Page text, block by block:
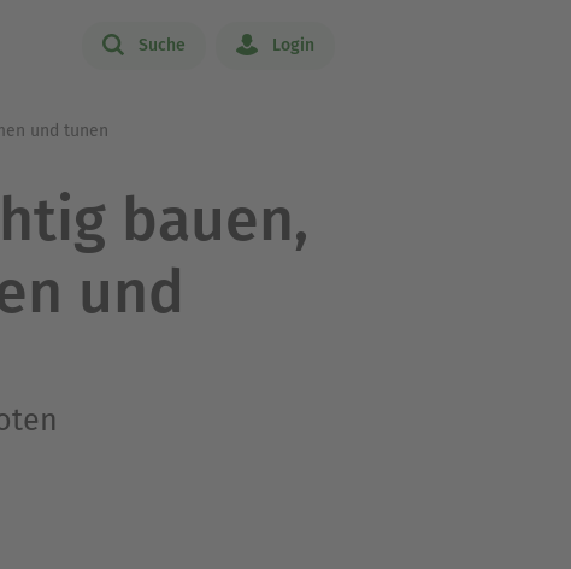
Suche Login
und tunen
bauen,
und